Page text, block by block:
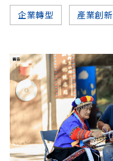
企業轉型 產業創新